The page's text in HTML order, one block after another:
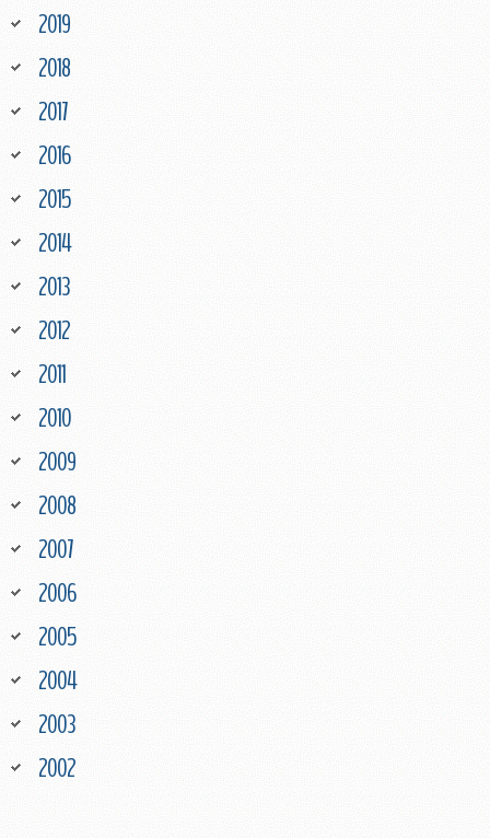
2019
2018
2017
2016
2015
2014
2013
2012
2011
2010
2009
2008
2007
2006
2005
2004
2003
2002